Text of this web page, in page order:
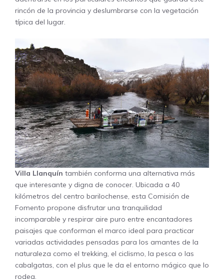
rincón de la provincia y deslumbrarse con la vegetación
típica del lugar.
Villa Llanquín también conforma una alternativa más
que interesante y digna de conocer. Ubicada a 40
kilómetros del centro barilochense, esta Comisión de
Fomento propone disfrutar una tranquilidad
incomparable y respirar aire puro entre encantadores
paisajes que conforman el marco ideal para practicar
variadas actividades pensadas para los amantes de la
naturaleza como el trekking, el ciclismo, la pesca o las
cabalgatas, con el plus que le da el entorno mágico que lo
rodea.